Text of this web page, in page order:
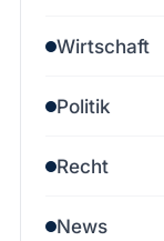
Wirtschaft
Politik
Recht
News